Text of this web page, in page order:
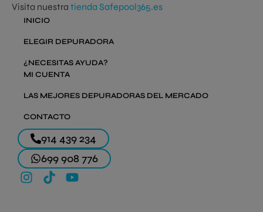
Visita nuestra tienda Safepool365.es
INICIO
ELEGIR DEPURADORA
¿NECESITAS AYUDA?
MI CUENTA
LAS MEJORES DEPURADORAS DEL MERCADO
CONTACTO
914 439 234
699 908 776
I
n
T
i
Y
o